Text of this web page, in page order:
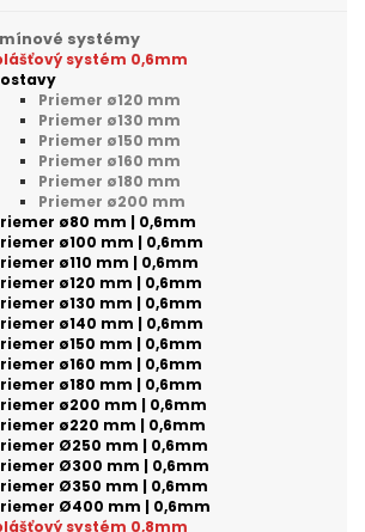
systémy
systém 0,6mm
Priemer ø120 mm
Priemer ø130 mm
Priemer ø150 mm
Priemer ø160 mm
Priemer ø180 mm
Priemer ø200 mm
ø80 mm | 0,6mm
ø100 mm | 0,6mm
ø110 mm | 0,6mm
ø120 mm | 0,6mm
ø130 mm | 0,6mm
ø140 mm | 0,6mm
ø150 mm | 0,6mm
ø160 mm | 0,6mm
ø180 mm | 0,6mm
ø200 mm | 0,6mm
ø220 mm | 0,6mm
Ø250 mm | 0,6mm
Ø300 mm | 0,6mm
Ø350 mm | 0,6mm
Ø400 mm | 0,6mm
systém 0,8mm